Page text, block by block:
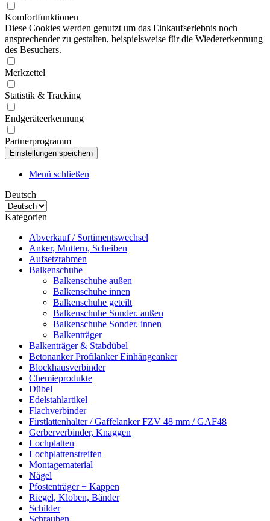
Komfortfunktionen
Diese Cookies werden genutzt um das Einkaufserlebnis noch
ansprechender zu gestalten, beispielsweise für die Wiedererkennung
des Besuchers.
Merkzettel
Statistik & Tracking
Endgeräteerkennung
Partnerprogramm
Menü schließen
Deutsch
Kategorien
Abverkauf / Sortimentswechsel
Anker, Muttern, Scheiben
Aufsetzrahmen
Balkenschuhe
Balkenschuhe außen
Balkenschuhe innen
Balkenschuhe geteilt
Balkenschuhe Sonder. außen
Balkenschuhe Sonder. innen
Balkenträger
Balkenträger & Stabdübel
Betonanker Profilanker Einhängeanker
Blockhausverbinder
Chemieprodukte
Dübel
Edelstahlartikel
Flachverbinder
Firstlattenhalter / Gaffelanker FZV 48 mm / GAF48
Gerberverbinder, Knaggen
Lochplatten
Lochplattenstreifen
Montagematerial
Nägel
Pfostenträger + Kappen
Riegel, Kloben, Bänder
Schilder
Schrauben